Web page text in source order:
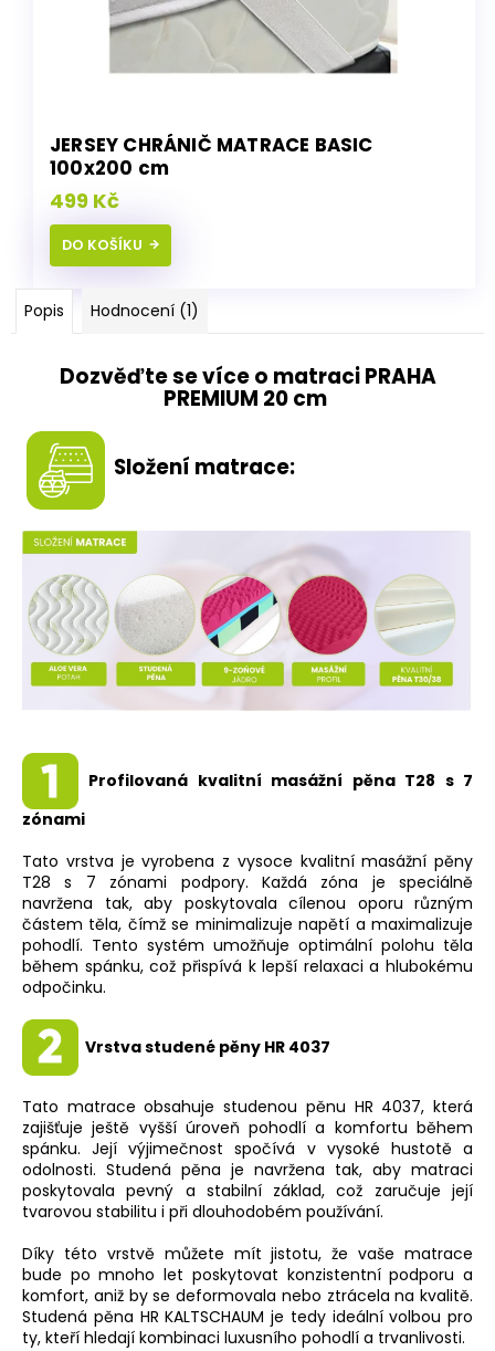
JERSEY CHRÁNIČ MATRACE BASIC
100x200 cm
499 Kč
DO KOŠÍKU
Popis Hodnocení (1)
Dozvěďte se více o matraci PRAHA
PREMIUM 20 cm
Složení matrace:
Profilovaná kvalitní masážní pěna T28 s 7
zónami
Tato vrstva je vyrobena z vysoce kvalitní masážní pěny
T28 s 7 zónami podpory. Každá zóna je speciálně
navržena tak, aby poskytovala cílenou oporu různým
částem těla, čímž se minimalizuje napětí a maximalizuje
pohodlí. Tento systém umožňuje optimální polohu těla
během spánku, což přispívá k lepší relaxaci a hlubokému
odpočinku.
Vrstva studené pěny HR 4037
Tato matrace obsahuje studenou pěnu HR 4037, která
zajišťuje ještě vyšší úroveň pohodlí a komfortu během
spánku. Její výjimečnost spočívá v vysoké hustotě a
odolnosti. Studená pěna je navržena tak, aby matraci
poskytovala pevný a stabilní základ, což zaručuje její
tvarovou stabilitu i při dlouhodobém používání.
Díky této vrstvě můžete mít jistotu, že vaše matrace
bude po mnoho let poskytovat konzistentní podporu a
komfort, aniž by se deformovala nebo ztrácela na kvalitě.
Studená pěna HR KALTSCHAUM je tedy ideální volbou pro
ty, kteří hledají kombinaci luxusního pohodlí a trvanlivosti.